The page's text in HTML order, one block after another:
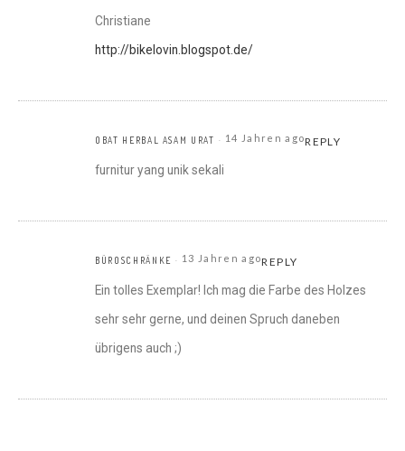
Christiane
http://bikelovin.blogspot.de/
OBAT HERBAL ASAM URAT 14 Jahren agoREPLY
furnitur yang unik sekali
BÜROSCHRÄNKE 13 Jahren agoREPLY
Ein tolles Exemplar! Ich mag die Farbe des Holzes
sehr sehr gerne, und deinen Spruch daneben
übrigens auch ;)